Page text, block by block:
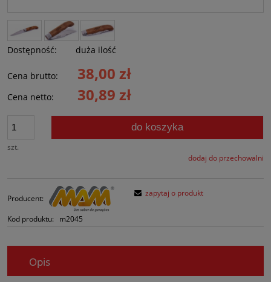
Dostępność: duża ilość
Cena brutto: 38,00 zł
Cena netto: 30,89 zł
szt.
do koszyka
dodaj do przechowalni
Producent:
Kod produktu: m2045
zapytaj o produkt
Opis